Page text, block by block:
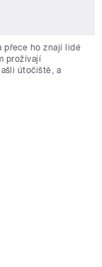
přece ho znají lidé
prožívají
útočiště, a